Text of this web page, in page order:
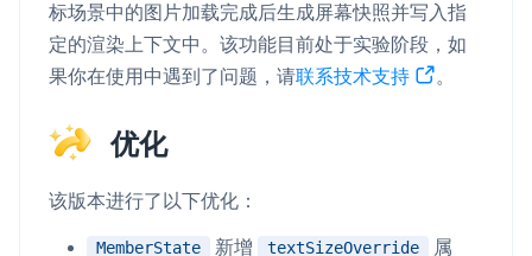
标场景中的图片加载完成后生成屏幕快照并写入指
定的渲染上下文中。该功能目前处于实验阶段，如
果你在使用中遇到了问题，请联系技术支持 。
优化
该版本进行了以下优化：
MemberState 新增 textSizeOverride 属